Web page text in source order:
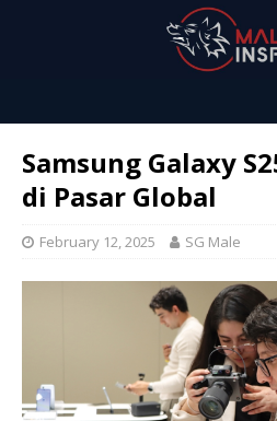
Samsung Galaxy
di Pasar Global
February 12, 2025 SG Male